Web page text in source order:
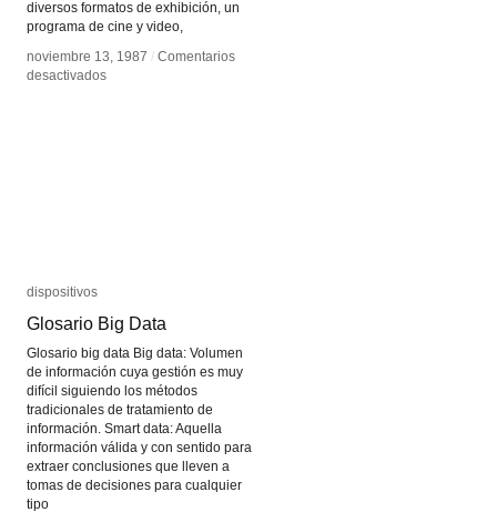
diversos formatos de exhibición, un
programa de cine y video,
noviembre 13, 1987 / Comentarios
desactivadosen
noviembre 13, 1987 / Comentarios
desactivadosen
dispositivos
Glosario Big Data
Glosario big data Big data: Volumen
de información cuya gestión es muy
difícil siguiendo los métodos
tradicionales de tratamiento de
información. Smart data: Aquella
información válida y con sentido para
extraer conclusiones que lleven a
tomas de decisiones para cualquier
tipo
dispositivos
Glosario Big Data